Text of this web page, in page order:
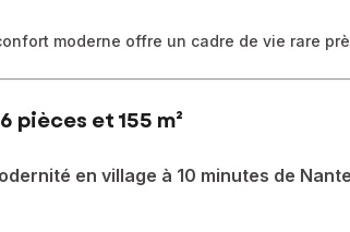
moderne offre un cadre de vie rare
et 155 m²
en village à 10 minutes de